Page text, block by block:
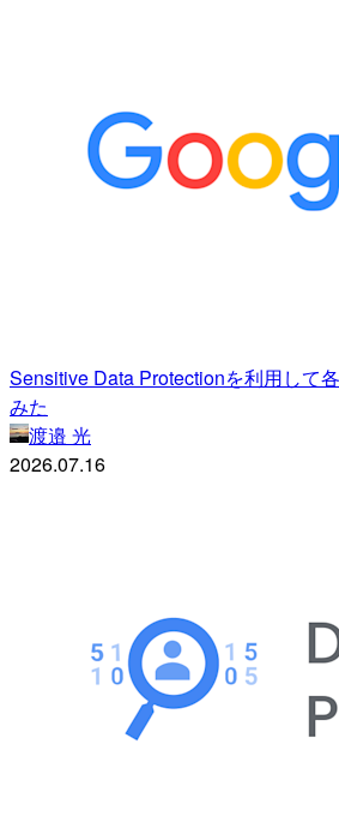
Sensitive Data Protectionを利用して
みた
渡邉 光
2026.07.16